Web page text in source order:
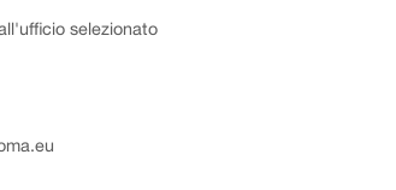
selezionato